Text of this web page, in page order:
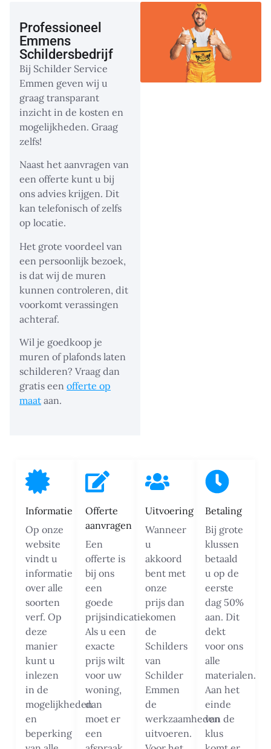
Professioneel
Emmens
Schildersbedrijf
Bij Schilder Service
Emmen geven wij u
graag transparant
inzicht in de kosten en
mogelijkheden. Graag
zelfs!
Naast het aanvragen van
een offerte kunt u bij
ons advies krijgen. Dit
kan telefonisch of zelfs
op locatie.
Het grote voordeel van
een persoonlijk bezoek,
is dat wij de muren
kunnen controleren, dit
voorkomt verassingen
achteraf.
Wil je goedkoop je
muren of plafonds laten
schilderen? Vraag dan
gratis een offerte op
maat aan.
Informatie
Op onze
website
vindt u
informatie
over alle
soorten
verf. Op
deze
manier
kunt u
inlezen
in de
mogelijkheden
en
beperking
Offerte
aanvragen
Een
offerte is
bij ons
een
goede
prijsindicatie.
Als u een
exacte
prijs wilt
voor uw
woning,
dan
moet er
een
Uitvoering
Wanneer
u
akkoord
bent met
onze
prijs dan
komen
de
Schilders
van
Schilder
Emmen
de
werkzaamheden
uitvoeren.
Betaling
Bij grote
klussen
betaald
u op de
eerste
dag 50%
aan. Dit
dekt
voor ons
alle
materialen.
Aan het
einde
van de
klus